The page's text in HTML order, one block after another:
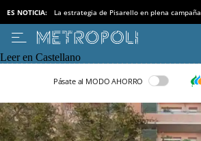
ES NOTICIA: La estrategia de Pisarello en plena campaña
Leer en Castellano
Pásate al MODO AHORRO